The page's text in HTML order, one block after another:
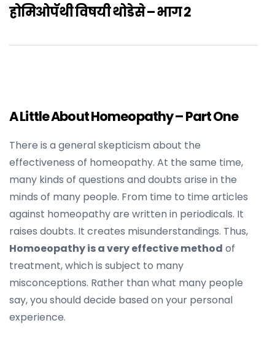
होमिओपॅथी विषयी थोडेसे – भाग 2
A Little About Homeopathy – Part One
There is a general skepticism about the
effectiveness of homeopathy. At the same time,
many kinds of questions and doubts arise in the
minds of many people. From time to time articles
against homeopathy are written in periodicals. It
raises doubts. It creates misunderstandings. Thus,
Homoeopathy is a very effective method of
treatment, which is subject to many
misconceptions. Rather than what many people
say, you should decide based on your personal
experience.